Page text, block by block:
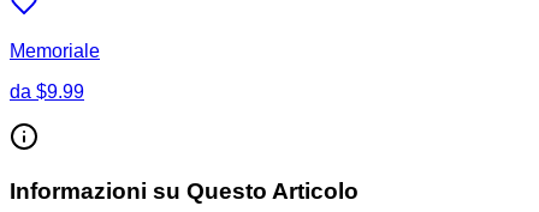
Memoriale
da $9.99
Informazioni su Questo Articolo